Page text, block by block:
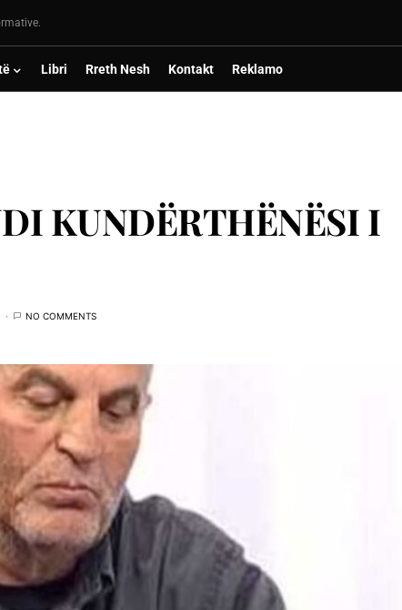
Libri Rreth Nesh Kontakt Reklamo
KUNDËRTHËNËSI I
NO COMMENTS